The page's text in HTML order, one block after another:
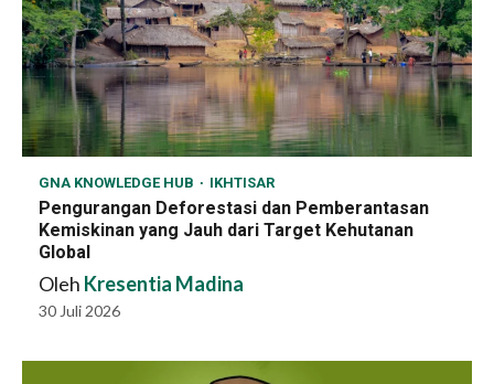
GNA KNOWLEDGE HUB IKHTISAR
Pengurangan Deforestasi dan Pemberantasan
Kemiskinan yang Jauh dari Target Kehutanan
Global
Oleh Kresentia Madina
30 Juli 2026